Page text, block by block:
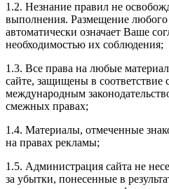
1.2. Незнание правил не
выполнения. Размещение любого
автоматически означает Ваше
необходимостью их соблюдения;
1.3. Все права на любые
сайте, защищены в соответствие
международным
смежных правах;
1.4. Материалы, отмеченные
на правах рекламы;
1.5. Администрация сайта не
за убытки, понесенные в